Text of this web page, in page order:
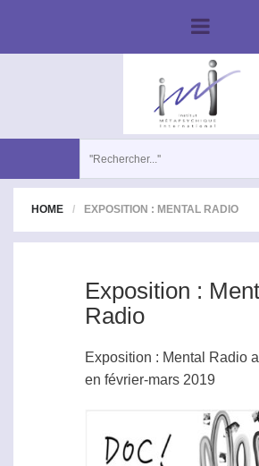
HOME EXPOSITION : MENTAL RADIO
Exposition :
Radio
Exposition : Mental Radio
en février-mars 2019